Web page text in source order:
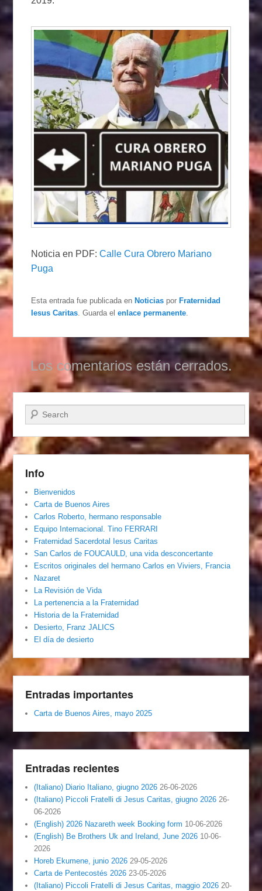
Noticia en PDF:Calle Cura Obrero Mariano
Puga
Esta entrada fue publicada en Noticias por Fraternidad
Iesus Caritas. Guarda elenlace permanente.
Los comentarios están cerrados.
Buscar
Info
Bienvenidos
Carta de Buenos Aires
Carlos Roberto, hermano responsable
Equipo Internacional. Tino FERRARI
Fraternidad Sacerdotal Iesus Caritas
San Carlos de FOUCAULD, una vida desconcertante
Escritos originales del hermano Carlos en Viviers, Francia
Nazaret
La Revisión de Vida
La pertenencia a la Fraternidad
Historia de la Fraternidad
Desierto, Franz JALICS
El día de desierto
Entradas importantes
Carta de Buenos Aires, mayo 2025
Entradas recientes
(Italiano) Diario Italiano, giugno 2026 26-06-2026
(Italiano) Piccoli Fratelli di Jesus Caritas, giugno 2026 26-
06-2026
(English) 2026 Nazareth week Booking form 10-06-2026
(English) Be Brothers Uk and Ireland, June 2026 10-06-
2026
Horeb Ekumene, junio 2026 29-05-2026
Carta de Pentecostés 2026 23-05-2026
(Italiano) Piccoli Fratelli di Jesus Caritas, maggio 2026 20-